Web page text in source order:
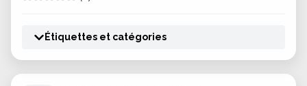
Étiquettes et catégories